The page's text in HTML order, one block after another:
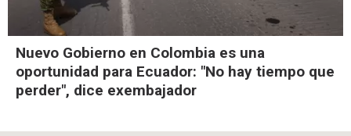
Nuevo Gobierno en Colombia es una
oportunidad para Ecuador: "No hay tiempo que
perder", dice exembajador